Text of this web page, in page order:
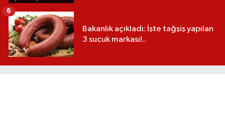
Bakanlık açıkladı: İşte tağşiş yapılan
3 sucuk markası!..
6